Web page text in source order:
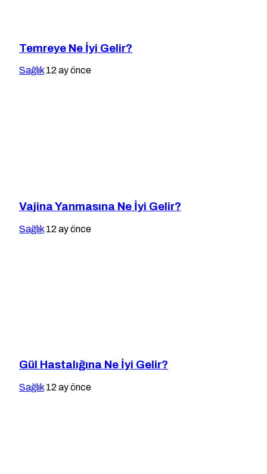
Temreye Ne İyi Gelir?
Sağlık 12 ay önce
Vajina Yanmasına Ne İyi Gelir?
Sağlık 12 ay önce
Gül Hastalığına Ne İyi Gelir?
Sağlık 12 ay önce